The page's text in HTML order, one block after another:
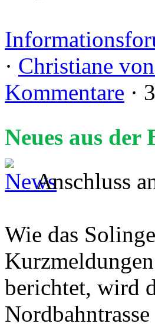
· Christiane
Kommentare ·
Neues aus
Anschluss
Wie das
berichtet, wird